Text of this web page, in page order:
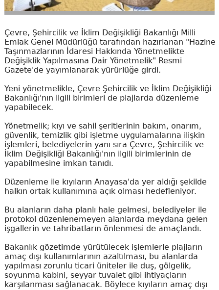
Çevre, Şehircilik ve İklim Değişikliği Bakanlığı Milli
Emlak Genel Müdürlüğü tarafından hazırlanan "Hazine
Taşınmazlarının İdaresi Hakkında Yönetmelikte
Değişiklik Yapılmasına Dair Yönetmelik" Resmi
Gazete'de yayımlanarak yürürlüğe girdi.
Yeni yönetmelikle, Çevre Şehircilik ve İklim Değişikliği
Bakanlığı'nın ilgili birimleri de plajlarda düzenleme
yapabilecek.
Yönetmelik; kıyı ve sahil şeritlerinin bakım, onarım,
güvenlik, temizlik gibi işletme uygulamalarına ilişkin
işlemleri, belediyelerin yanı sıra Çevre, Şehircilik ve
İklim Değişikliği Bakanlığı'nın ilgili birimlerinin de
yapabilmesine imkan tanıdı.
Düzenleme ile kıyıların Anayasa'da yer aldığı şekilde
halkın ortak kullanımına açık olması hedefleniyor.
Bu alanların daha planlı hale gelmesi, belediyeler ile
protokol düzenlenemeyen alanlarda meydana gelen
işgallerin ve tahribatların önlenmesi de amaçlandı.
Bakanlık gözetimde yürütülecek işlemlerle plajların
amaç dışı kullanımlarının azaltılması, bu alanlarda
yapılması zorunlu ticari üniteler ile duş, gölgelik,
soyunma kabini, seyyar tuvalet gibi ihtiyaçların
karşılanması sağlanacak. Böylece kıyıların amaç dışı